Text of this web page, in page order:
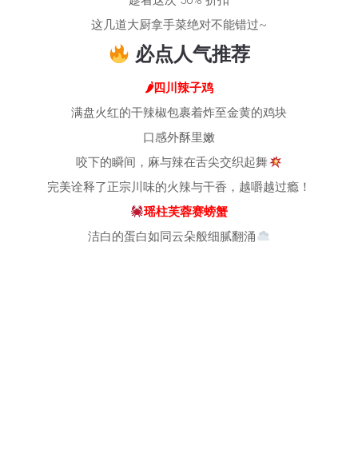
这几道大厨拿手菜绝对不能错过~
必点人气推荐
🌶四川辣子鸡
满盘火红的干辣椒包裹着炸至金黄的鸡块
口感外酥里嫩
咬下的瞬间，麻与辣在舌尖交织起舞
完美诠释了正宗川味的火辣与干香，越嚼越过瘾！
瑶柱芙蓉赛螃蟹
洁白的蛋白如同云朵般细腻翻涌